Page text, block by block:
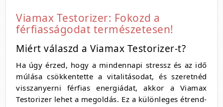
Viamax Testorizer: Fokozd a
férfiasságodat természetesen!
Miért válaszd a Viamax Testorizer-t?
Ha úgy érzed, hogy a mindennapi stressz és az idő
múlása csökkentette a vitalitásodat, és szeretnéd
visszanyerni férfias energiádat, akkor a Viamax
Testorizer lehet a megoldás. Ez a különleges étrend-